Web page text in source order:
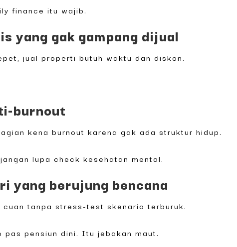
finance itu wajib.
yang gak gampang dijual
jual properti butuh waktu dan diskon.
burnout
kena burnout karena gak ada struktur hidup.
lupa check kesehatan mental.
yang berujung bencana
tanpa stress-test skenario terburuk.
pas pensiun dini. Itu jebakan maut.